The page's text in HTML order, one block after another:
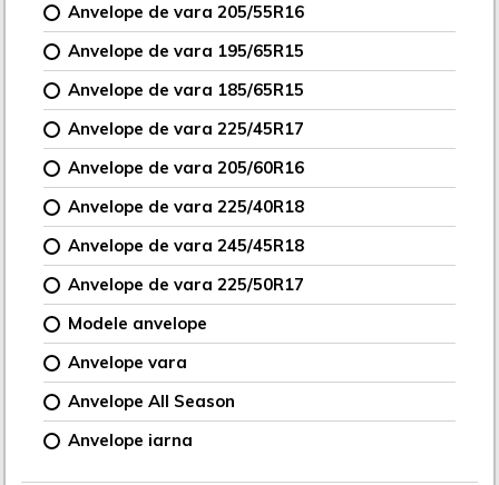
Anvelope de vara 205/55R16
Anvelope de vara 195/65R15
Anvelope de vara 185/65R15
Anvelope de vara 225/45R17
Anvelope de vara 205/60R16
Anvelope de vara 225/40R18
Anvelope de vara 245/45R18
Anvelope de vara 225/50R17
Modele anvelope
Anvelope vara
Anvelope All Season
Anvelope iarna